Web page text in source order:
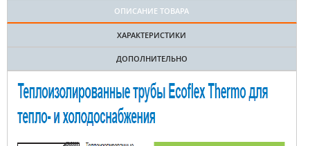
ОПИСАНИЕ ТОВАРА
ХАРАКТЕРИСТИКИ
ДОПОЛНИТЕЛЬНО